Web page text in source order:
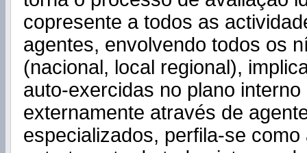
copresente a todos as
agentes, envolvendo todos os
(nacional, local regional),
auto-exercidas no plano
externamente através de
especializados, perfila-se como